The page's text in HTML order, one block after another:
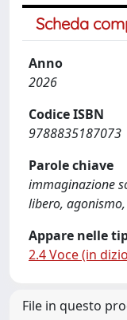
Scheda
Anno
2026
Codice ISBN
9788835187073
Parole chiave
immaginazione
libero,
Appare nelle
2.4 Voce (in
File in questo